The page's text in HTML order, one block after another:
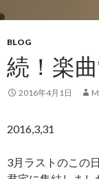
BLOG
続！楽
2016年4月1日
2016,3,31
3月ラストのこの